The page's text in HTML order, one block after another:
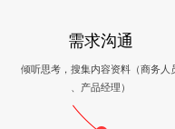
需求沟通
倾听思考，搜集内容资料（商务人
、产品经理）